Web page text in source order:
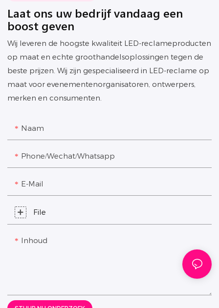
Laat ons uw bedrijf vandaag een
boost geven
Wij leveren de hoogste kwaliteit LED-reclameproducten
op maat en echte groothandelsoplossingen tegen de
beste prijzen. Wij zijn gespecialiseerd in LED-reclame op
maat voor evenementenorganisatoren, ontwerpers,
merken en consumenten.
Naam
Phone/Wechat/Whatsapp
E-Mail
File
Inhoud